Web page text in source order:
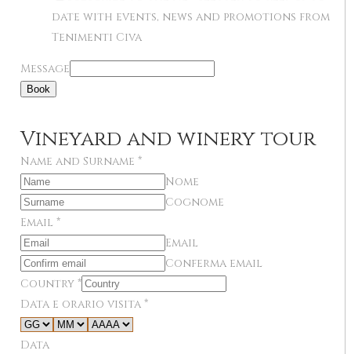
date with events, news and promotions from
Tenimenti Civa
Message
Book
Vineyard and winery tour
Name and Surname *
Nome
Cognome
Email *
Email
Conferma email
Country *
Data e orario visita *
Data